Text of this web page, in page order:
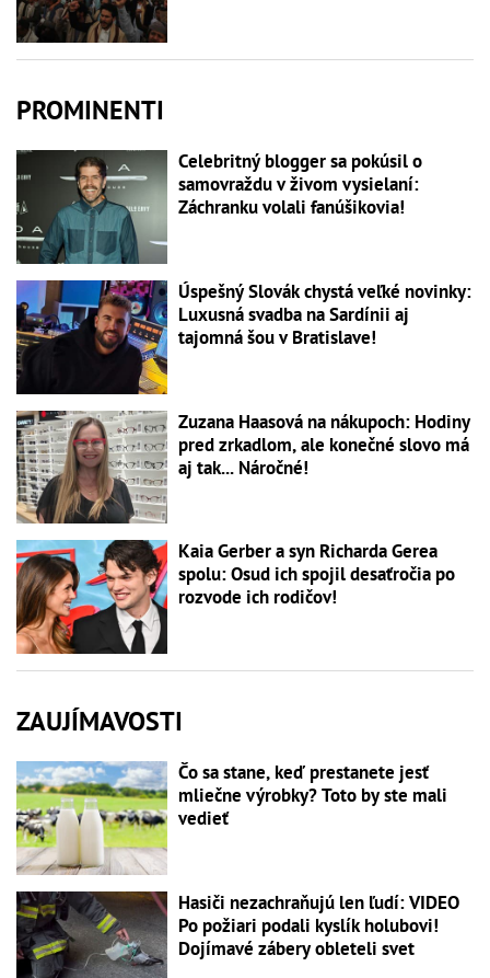
PROMINENTI
Celebritný blogger sa pokúsil o
samovraždu v živom vysielaní:
Záchranku volali fanúšikovia!
Úspešný Slovák chystá veľké novinky:
Luxusná svadba na Sardínii aj
tajomná šou v Bratislave!
Zuzana Haasová na nákupoch: Hodiny
pred zrkadlom, ale konečné slovo má
aj tak... Náročné!
Kaia Gerber a syn Richarda Gerea
spolu: Osud ich spojil desaťročia po
rozvode ich rodičov!
ZAUJÍMAVOSTI
Čo sa stane, keď prestanete jesť
mliečne výrobky? Toto by ste mali
vedieť
Hasiči nezachraňujú len ľudí: VIDEO
Po požiari podali kyslík holubovi!
Dojímavé zábery obleteli svet